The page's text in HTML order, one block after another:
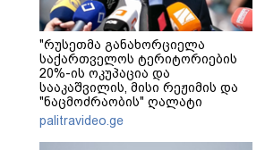
"რუსეთმა განახორციელა
საქართველოს ტერიტორიების
20%-ის ოკუპაცია და
სააკაშვილის, მისი რეჟიმის და
"ნაცმოძრაობის" ღალატი
ვერანაირად ვერ გადაფარავს
ამ დანაშაულს" - ირაკლი
კობახიძე
palitravideo.ge